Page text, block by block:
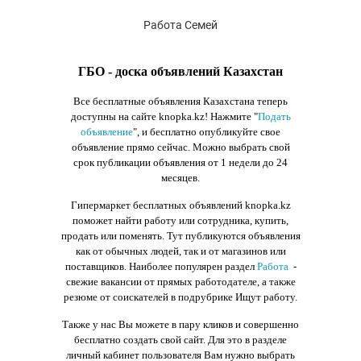
ГБО - доска объявлений Казахстан
Все бесплатные объявления Казахстана теперь
доступны на сайте knopka.kz! Нажмите "Подать
объявление", и бесплатно опубликуйте свое
объявление прямо сейчас. Можно выбрать свой
срок публикации объявления от 1 недели до 24
месяцев.
Гипермаркет бесплатных объявлений knopka.kz
поможет найти работу или сотрудника, купить,
продать или поменять. Тут публикуются объявления
как от обычных людей, так и от магазинов или
поставщиков. Наиболее популярен раздел Работа-
свежие вакансии от прямых работодателе, а также
резюме от соискателей в подрубрике Ищут работу.
Также у нас Вы можете в пару кликов и совершенно
бесплатно создать свой сайт. Для это в разделе
личный кабинет пользователя Вам нужно выбрать
Работа Семей